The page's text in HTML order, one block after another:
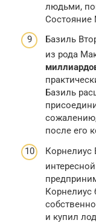
людьми,
Состояние
Базиль
из рода
Базиль
после его
Корнелиус
Корнелиус
и купил